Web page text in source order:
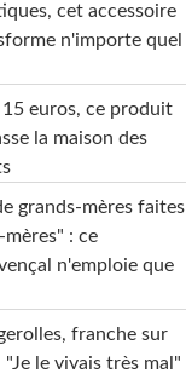
cet accessoire
n'importe quel
15 euros, ce produit
la maison des
grands-mères faites
mères" : ce
n'emploie que
franche sur
le vivais très mal"